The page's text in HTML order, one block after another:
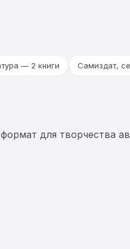
— 2 книги Самиздат,
для творчества